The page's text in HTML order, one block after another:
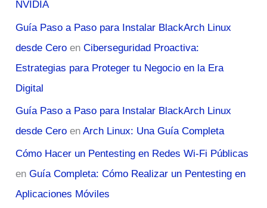
NVIDIA
Guía Paso a Paso para Instalar BlackArch Linux
desde Cero enCiberseguridad Proactiva:
Estrategias para Proteger tu Negocio en la Era
Digital
Guía Paso a Paso para Instalar BlackArch Linux
desde Cero enArch Linux: Una Guía Completa
Cómo Hacer un Pentesting en Redes Wi-Fi Públicas
enGuía Completa: Cómo Realizar un Pentesting en
Aplicaciones Móviles